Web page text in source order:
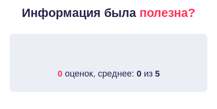
Информация была полезна?
0оценок, среднее: 0из 5